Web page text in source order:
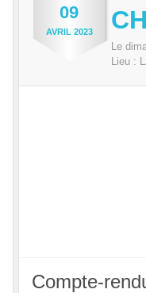
09
AVRIL 2023
Le
Lieu :
Compte-